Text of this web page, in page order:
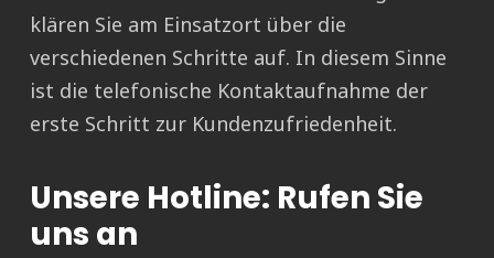
klären Sie am Einsatzort über die
verschiedenen Schritte auf. In diesem Sinne
ist die telefonische Kontaktaufnahme der
erste Schritt zur Kundenzufriedenheit.
Unsere Hotline: Rufen Sie
uns an